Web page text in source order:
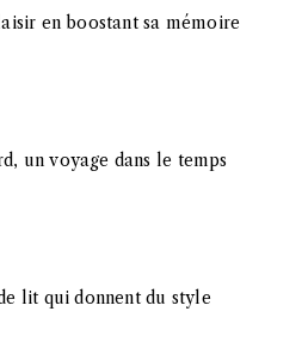
en boostant sa mémoire
un voyage dans le temps
lit qui donnent du style